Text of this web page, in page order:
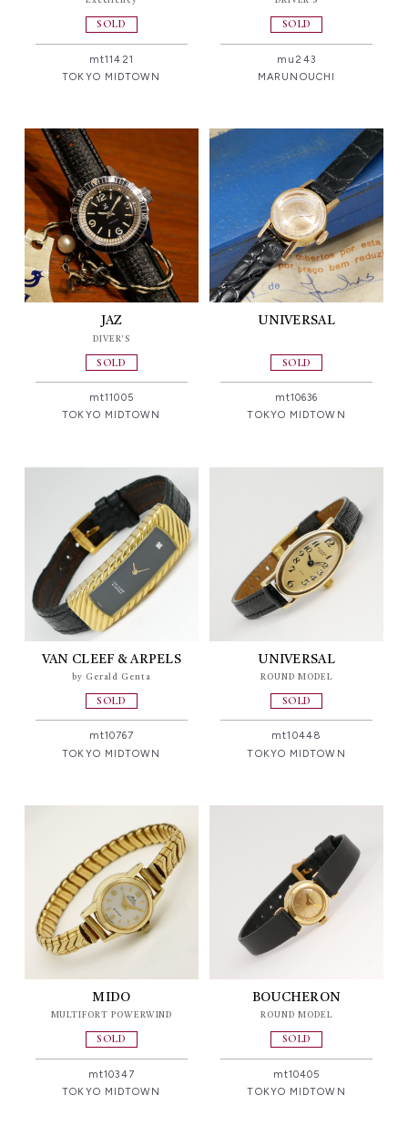
SOLD
mt11421
TOKYO MIDTOWN
SOLD
mu243
MARUNOUCHI
JAZ
DIVER'S
SOLD
mt11005
TOKYO MIDTOWN
UNIVERSAL
SOLD
mt10636
TOKYO MIDTOWN
VAN CLEEF & ARPELS
by Gerald Genta
SOLD
mt10767
TOKYO MIDTOWN
UNIVERSAL
ROUND MODEL
SOLD
mt10448
TOKYO MIDTOWN
MIDO
MULTIFORT POWERWIND
SOLD
mt10347
TOKYO MIDTOWN
BOUCHERON
ROUND MODEL
SOLD
mt10405
TOKYO MIDTOWN